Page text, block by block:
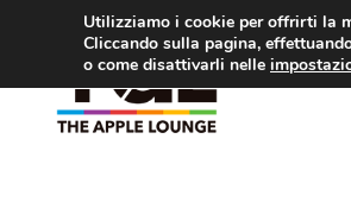
contenuto
Utilizziamo i cookie per offrirti la
Cliccando sulla pagina,
o come disattivarli nelle